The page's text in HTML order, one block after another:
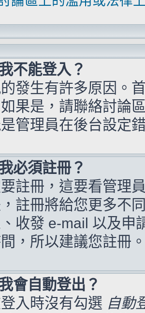
不能登入？
發生有許多原因。
果是，請聯絡討論
管理員在後台設定
必須註冊？
註冊，這要看管理
註冊將給您更多不
收發 e-mail 以及申
，所以建議您註冊
會自動登出？
入時沒有勾選 自動